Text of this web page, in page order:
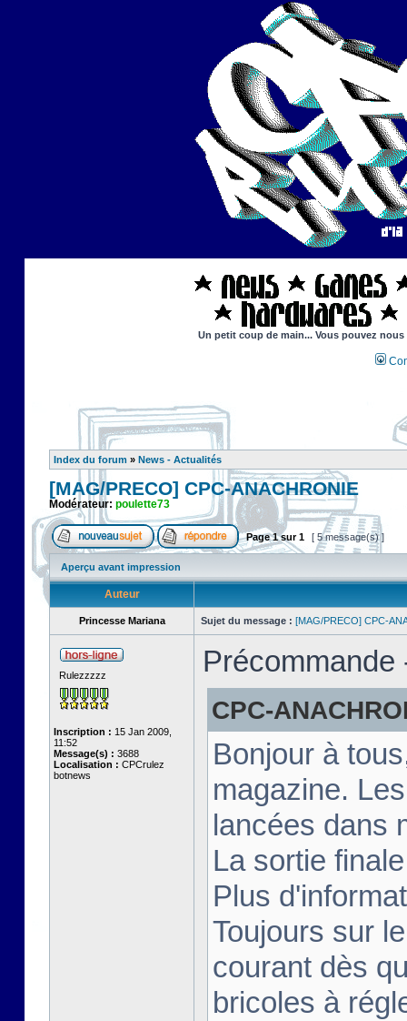
Un petit coup de main... Vous pouvez
Index du forum » News - Actualités
[MAG/PRECO] CPC-ANACHRONIE
Modérateur: poulette73
Page1sur1 [ 5 message(s) ]
Aperçu avant impression
Auteur
Princesse Mariana Sujet du message : [MAG/PRECO] CPC-
Rulezzzzz
Inscription : 15 Jan 2009,
11:52
Message(s) : 3688
Localisation : CPCrulez
botnews
CPC-
Bonjour à
magazine.
lancées dans
La sortie
Plus
Toujours sur
courant dès
bricoles à